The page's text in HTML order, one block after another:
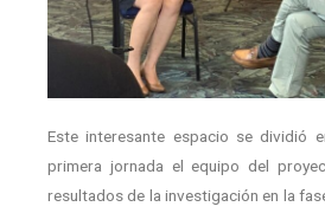
Este interesante espacio se dividió
primera jornada el equipo del
resultados de la investigación en la